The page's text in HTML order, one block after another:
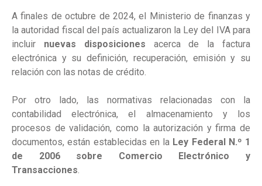
A finales de octubre de 2024, el Ministerio de finanzas y
la autoridad fiscal del país actualizaron la Ley del IVA para
incluir nuevas disposiciones acerca de la factura
electrónica y su definición, recuperación, emisión y su
relación con las notas de crédito.
Por otro lado, las normativas relacionadas con la
contabilidad electrónica, el almacenamiento y los
procesos de validación, como la autorización y firma de
documentos, están establecidas en la Ley Federal N.º 1
de 2006 sobre Comercio Electrónico y
Transacciones